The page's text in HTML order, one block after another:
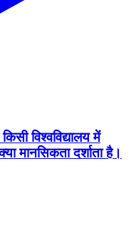
विश्वविद्यालय में
मानसिकता दर्शाता है।